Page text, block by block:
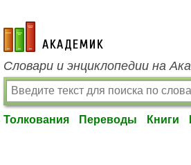
academic.ru
Словари и энциклопедии на
Толкования Переводы Книги